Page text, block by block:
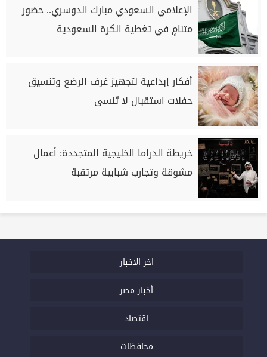
الإعلامي السعودي مبارك الدوسري.. حضور
متنامٍ في تغطية الكرة السعودية
أفكار إبداعية لتجهيز غرف الرضع وتنسيق
حفلات استقبال لا تُنسى
خريطة الدراما الخليجية المتجددة: أعمال
مشوقة وتجارب شبابية مرتقبة
اخر الاخبار
أخبار مصر
اقتصاد
محافظات